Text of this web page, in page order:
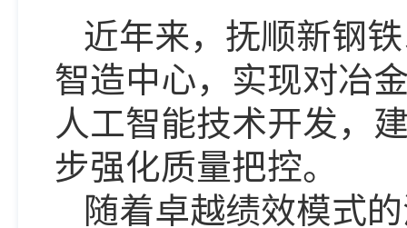
近年来，抚顺新钢
智造中心，实现对冶
人工智能技术开发，
步强化质量把控。
随着卓越绩效模式